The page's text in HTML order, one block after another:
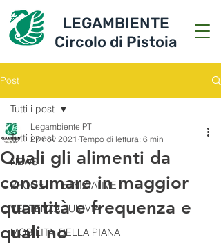
LEGAMBIENTE
Circolo di Pistoia
Post
Tutti i post
NEWS
PROGETTI E INIZIATIVE
VERTENZA FUNIVIA
MOBILITA' DELLA PIANA
Tutti i post
Quali gli alimenti da
consumare in maggior
quantità e frequenza e
quali no
Legambiente PT
27 nov 2021 Tempo di lettura: 6 min